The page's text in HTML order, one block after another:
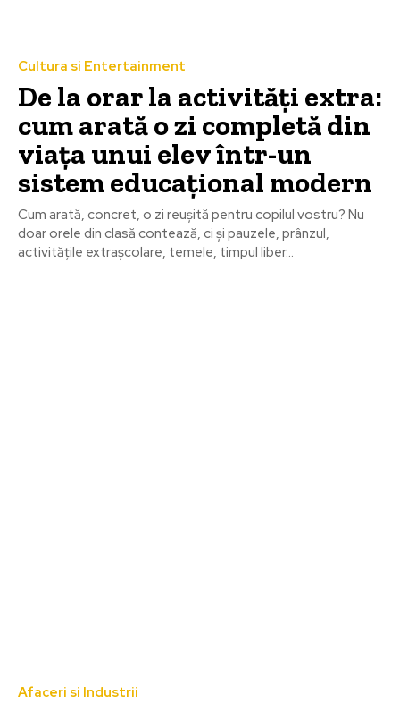
Cultura si Entertainment
De la orar la activități extra:
cum arată o zi completă din
viața unui elev într-un
sistem educațional modern
Cum arată, concret, o zi reușită pentru copilul vostru? Nu
doar orele din clasă contează, ci și pauzele, prânzul,
activitățile extrașcolare, temele, timpul liber...
Afaceri si Industrii